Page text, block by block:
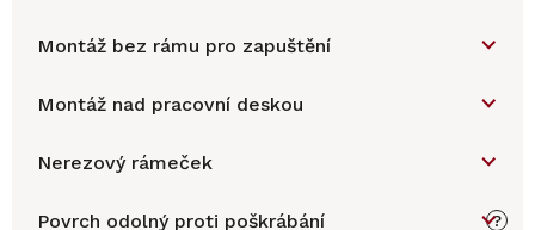
Montáž bez rámu pro zapuštění
Montáž nad pracovní deskou
Nerezový rámeček
Povrch odolný proti poškrábání ?